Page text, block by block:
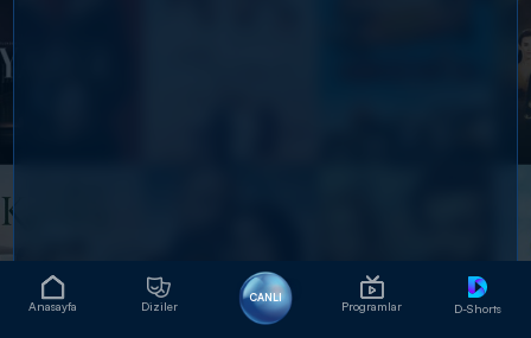
Anasayfa Diziler
CANLI
Programlar D-Shorts